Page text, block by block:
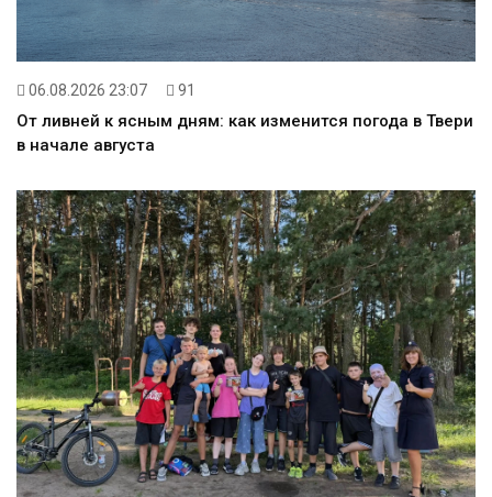
06.08.2026 23:07 91
От ливней к ясным дням: как изменится погода в Твери
в начале августа